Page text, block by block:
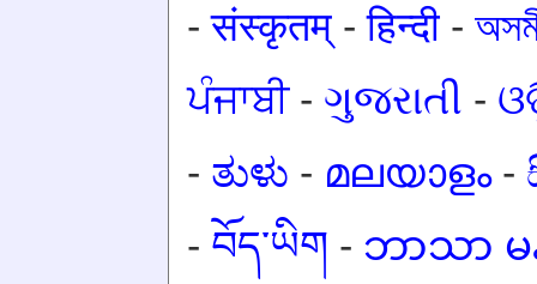
-संस्कृतम् -हिन्दी -
ਪੰਜਾਬੀ- ગુજરાતી -
- ತುಳು - മലയാളം-
- བོད་ཡིག - ဘာသာ မ